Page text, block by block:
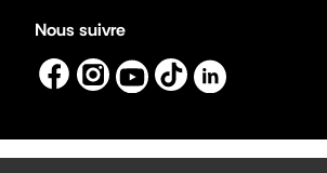
Nous suivre